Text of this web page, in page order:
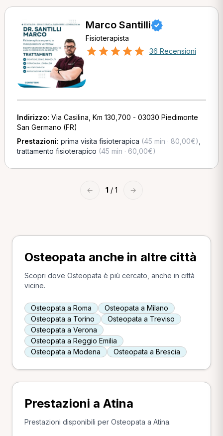
Marco Santilli
Fisioterapista
36 Recensioni
Indirizzo: Via Casilina, Km 130,700 - 03030 Piedimonte
San Germano (FR)
Prestazioni: prima visita fisioterapica (45 min · 80,00€)
trattamento fisioterapico (45 min · 60,00€)
← 1 / 1 →
Osteopata anche in altre città
Scopri dove Osteopata è più cercato, anche in città
vicine.
Osteopata a Roma
Osteopata a Milano
Osteopata a Torino
Osteopata a Treviso
Osteopata a Verona
Osteopata a Reggio Emilia
Osteopata a Modena
Osteopata a Brescia
Prestazioni a Atina
Prestazioni disponibili per Osteopata a Atina.